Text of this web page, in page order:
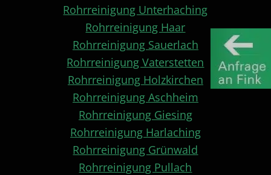
Rohrreinigung Unterhaching
Rohrreinigung Haar
Rohrreinigung Sauerlach
Rohrreinigung Vaterstetten
Rohrreinigung Holzkirchen
Rohrreinigung Aschheim
Rohrreinigung Giesing
Rohrreinigung Harlaching
Rohrreinigung Grünwald
Rohrreinigung Pullach